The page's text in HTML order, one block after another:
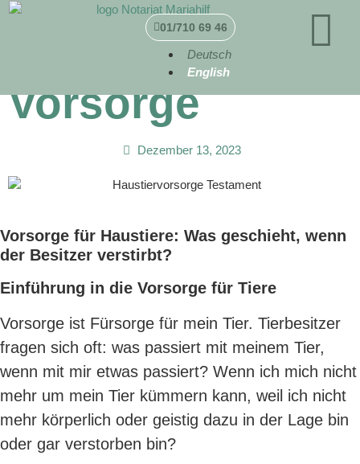
01/710 69 46
Deutsch
English
Tierische
Vorsorge
Dezember 13, 2023
Vorsorge für Haustiere: Was geschieht, wenn
der Besitzer verstirbt?
Einführung in die Vorsorge für Tiere
Vorsorge ist Fürsorge für mein Tier. Tierbesitzer
fragen sich oft: was passiert mit meinem Tier,
wenn mit mir etwas passiert? Wenn ich mich nicht
mehr um mein Tier kümmern kann, weil ich nicht
mehr körperlich oder geistig dazu in der Lage bin
oder gar verstorben bin?